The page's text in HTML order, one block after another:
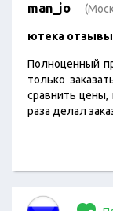
man_jo
ютека отзывы
Полноценный
только
сравнить цены,
раза делал